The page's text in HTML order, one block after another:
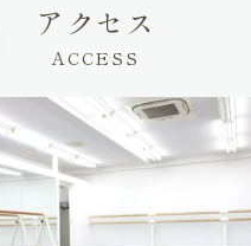
アクセス
ACCESS